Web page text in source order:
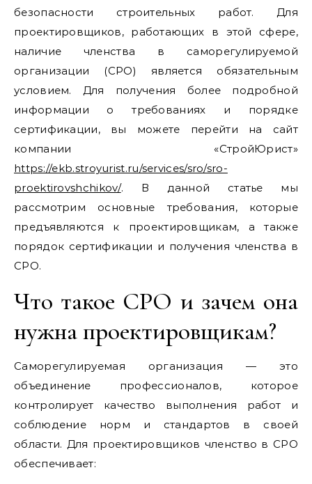
безопасности строительных работ. Для
проектировщиков, работающих в этой сфере,
наличие членства в саморегулируемой
организации (СРО) является обязательным
условием. Для получения более подробной
информации о требованиях и порядке
сертификации, вы можете перейти на сайт
компании «СтройЮрист»
https://ekb.stroyurist.ru/services/sro/sro-
proektirovshchikov/. В данной статье мы
рассмотрим основные требования, которые
предъявляются к проектировщикам, а также
порядок сертификации и получения членства в
СРО.
Что такое СРО и зачем она
нужна проектировщикам?
Саморегулируемая организация — это
объединение профессионалов, которое
контролирует качество выполнения работ и
соблюдение норм и стандартов в своей
области. Для проектировщиков членство в СРО
обеспечивает: